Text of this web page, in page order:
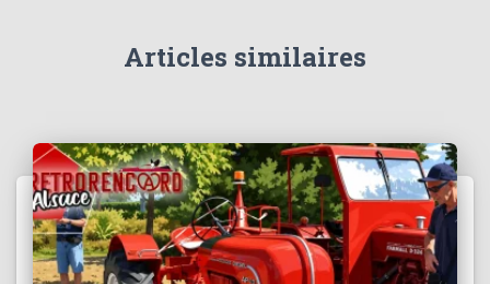
Articles similaires